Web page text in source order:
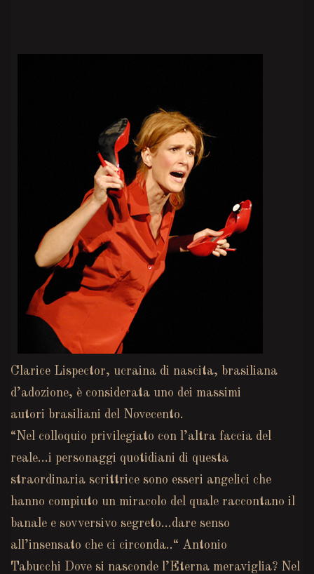
Clarice Lispector, ucraina di nascita, brasiliana
d’adozione, è considerata uno dei massimi
autori brasiliani del Novecento.
“Nel colloquio privilegiato con l’altra faccia del
reale…i personaggi quotidiani di questa
straordinaria scrittrice sono esseri angelici che
hanno compiuto un miracolo del quale raccontano il
banale e sovversivo segreto…dare senso
all’insensato che ci circonda..“ Antonio
Tabucchi Dove si nasconde l’Eterna meraviglia? Nel